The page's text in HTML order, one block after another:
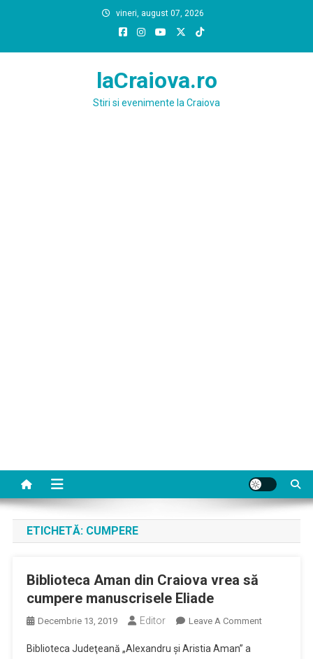
vineri, august 07, 2026
laCraiova.ro
Stiri si evenimente la Craiova
ETICHETĂ: CUMPERE
Biblioteca Aman din Craiova vrea să
cumpere manuscrisele Eliade
Decembrie 13, 2019 Editor Leave A CommentOn
Biblioteca Judeţeană „Alexandru şi Aristia Aman” a